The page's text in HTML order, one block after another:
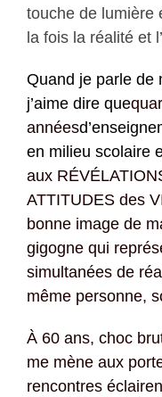
touche de lumière
la fois la réalité et
Quand je parle de
j’aime dire que
années
en milieu scolaire
aux
ATTITUDES des
bonne image de
gigogne qui
simultanées de
même personne,
À 60 ans, choc
me mène aux
rencontres